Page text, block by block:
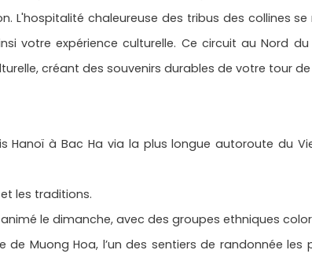
L'hospitalité chaleureuse des tribus des collines
votre expérience culturelle. Ce circuit au Nord
créant des souvenirs durables de votre tour
Hanoï à Bac Ha via la plus longue autoroute du
les traditions.
le dimanche, avec des groupes ethniques
de Muong Hoa, l’un des sentiers de randonnée